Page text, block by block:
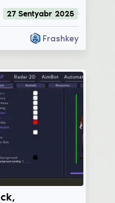
27 Sentyabr 2025
Frashkey